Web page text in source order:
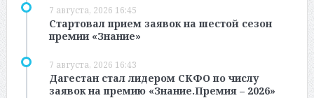
7 августа, 2026 16:45
Стартовал прием заявок на шестой сезон
премии «Знание»
7 августа, 2026 16:43
Дагестан стал лидером СКФО по числу
заявок на премию «Знание.Премия – 2026»